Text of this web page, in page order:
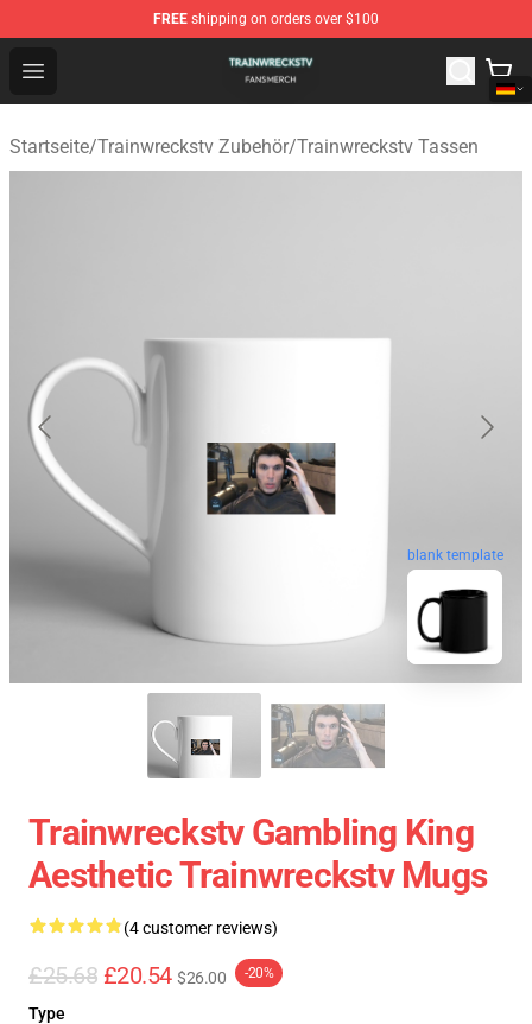
FREE shipping on orders over $100
Open menu
Trainwreckstv Shop - Official Trainwreckstv
Startseite/Trainwreckstv Zubehör/Trainwreckstv Tassen
blank template
Trainwreckstv Gambling King
Aesthetic Trainwreckstv Mugs
(4 customer reviews)
£25.68 £20.54 $26.00 -20%
Type